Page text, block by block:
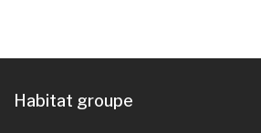
Habitat groupe